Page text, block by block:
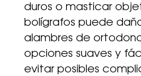
duros o masticar
bolígrafos puede
alambres de
opciones suaves y
evitar posibles